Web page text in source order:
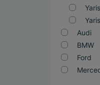
Yaris
Audi
BMW
Ford